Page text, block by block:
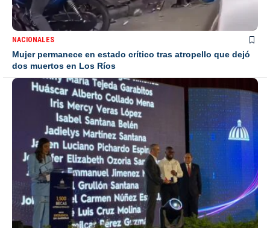
NACIONALES
Mujer permanece en estado crítico tras atropello que dejó
dos muertos en Los Ríos